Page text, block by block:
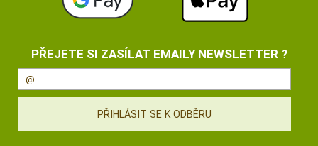
PŘEJETE SI ZASÍLAT EMAILY NEWSLETTER ?